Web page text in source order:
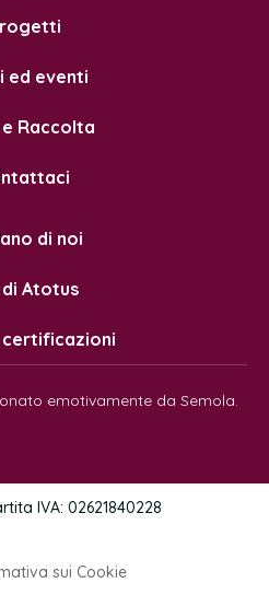
ed eventi
Raccolta
di noi
di Atotus
certificazioni
emotivamente da Semola.
IVA: 02621840228
sui Cookie